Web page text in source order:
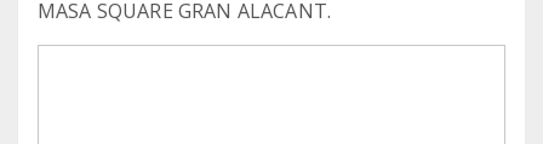
MASA SQUARE GRAN ALACANT.